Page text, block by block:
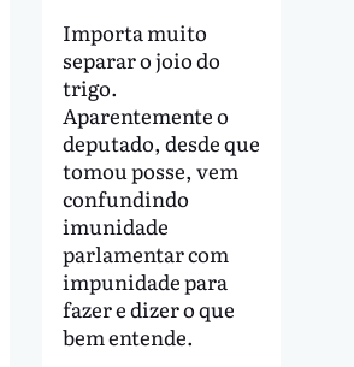
Importa muito
separar o joio do
trigo.
Aparentemente o
deputado, desde que
tomou posse, vem
confundindo
imunidade
parlamentar com
impunidade para
fazer e dizer o que
bem entende.